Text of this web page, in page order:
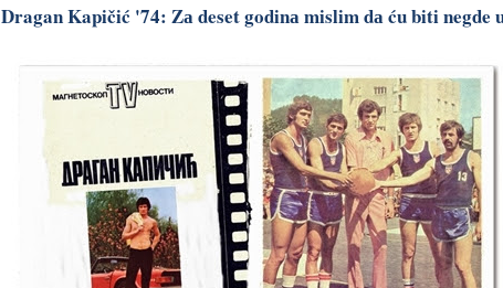
Dragan Kapičić '74: Zа deset godinа mislim dа ću biti